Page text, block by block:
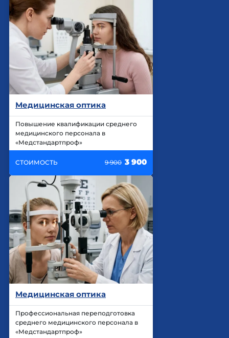
Медицинская оптика
Повышение квалификации среднего
медицинского персонала в
«Медстандартпроф»
СТОИМОСТЬ 9 900 3 900
Медицинская оптика
Профессиональная переподготовка
среднего медицинского персонала в
«Медстандартпроф»